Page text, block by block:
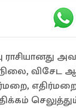
ராசியானது
விசேட